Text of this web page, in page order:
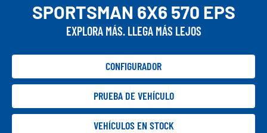
SPORTSMAN 6X6 570 EPS
EXPLORA MÁS. LLEGA MÁS LEJOS
CONFIGURADOR
PRUEBA DE VEHÍCULO
VEHÍCULOS EN STOCK